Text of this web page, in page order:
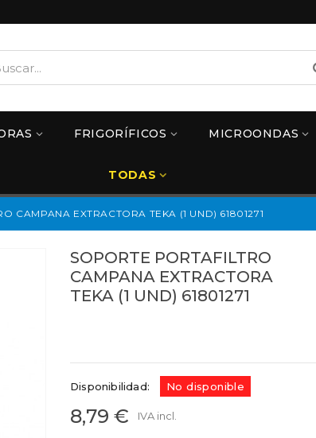
FRIGORÍFICOS MICROONDAS
TODAS
CAMPANA EXTRACTORA TEKA (1 UND) 61801271
SOPORTE PORTAFILTRO
CAMPANA EXTRACTORA
TEKA (1 UND) 61801271
Disponibilidad: No disponible
8,79 € IVA incl.